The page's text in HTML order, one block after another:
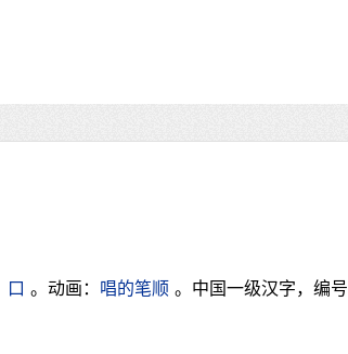
口 。动画： 唱的笔顺 。中国一级汉字，编号